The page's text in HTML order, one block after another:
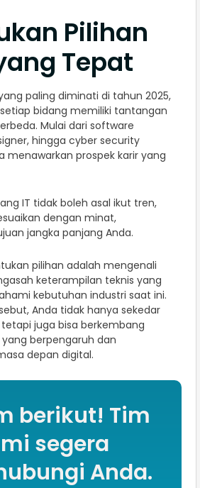
Pilihan
Tepat
paling diminati di tahun 2025,
bidang memiliki tantangan
Mulai dari software
hingga cyber security
menawarkan prospek karir yang
IT tidak boleh asal ikut tren,
dengan minat,
jangka panjang Anda.
pilihan adalah mengenali
keterampilan teknis yang
kebutuhan industri saat ini.
Anda tidak hanya sekedar
juga bisa berkembang
berpengaruh dan
depan digital.
berikut! Tim
segera
Anda.